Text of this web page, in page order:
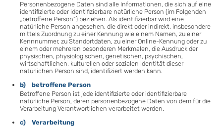
Personenbezogene Daten sind alle Informationen, die sich auf eine
identifizierte oder identifizierbare natürliche Person (im Folgenden
„betroffene Person“) beziehen. Als identifizierbar wird eine
natürliche Person angesehen, die direkt oder indirekt, insbesondere
mittels Zuordnung zu einer Kennung wie einem Namen, zu einer
Kennnummer, zu Standortdaten, zu einer Online-Kennung oder zu
einem oder mehreren besonderen Merkmalen, die Ausdruck der
physischen, physiologischen, genetischen, psychischen,
wirtschaftlichen, kulturellen oder sozialen Identität dieser
natürlichen Person sind, identifiziert werden kann.
b) betroffene Person
Betroffene Person ist jede identifizierte oder identifizierbare
natürliche Person, deren personenbezogene Daten von dem für die
Verarbeitung Verantwortlichen verarbeitet werden.
c) Verarbeitung